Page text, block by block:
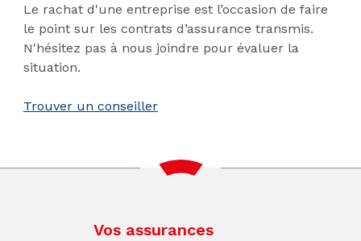
Le rachat d'une entreprise est l’occasion de faire
le point sur les contrats d’assurance transmis.
N'hésitez pas à nous joindre pour évaluer la
situation.
Trouver un conseiller
Vos assurances